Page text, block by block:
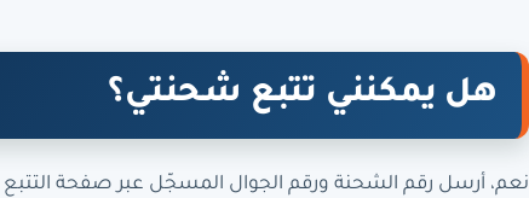
هل يمكنني تتبع شحنتي؟
نعم، أرسل رقم الشحنة ورقم الجوال المسجّل عبر صفحة